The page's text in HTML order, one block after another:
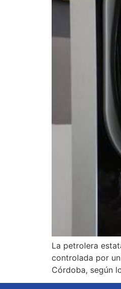
La petrolera
controlada por
Córdoba, según